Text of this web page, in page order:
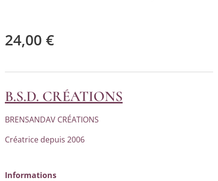
24,00 €
B.S.D. CRÉATIONS
BRENSANDAV CRÉATIONS
Créatrice depuis 2006
Informations